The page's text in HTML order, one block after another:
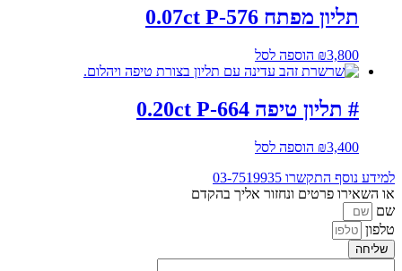
תליון מפתח 0.07ct P-576
₪3,800 הוספה לסל
# תליון טיפה 0.20ct P-664
₪3,400
הוספה לסל
למידע נוסף התקשרו 03-7519935
או השאירו פרטים ונחזור אליך בהקדם
שם
טלפון
שליחה